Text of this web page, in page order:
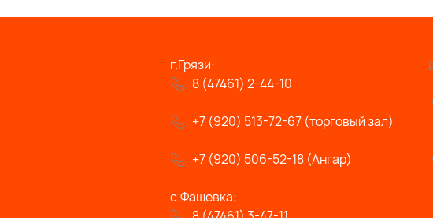
г.Грязи:
8 (47461) 2-44-10
+7 (920) 513-72-67 (торговый зал)
+7 (920) 506-52-18 (Ангар)
с.Фащевка: